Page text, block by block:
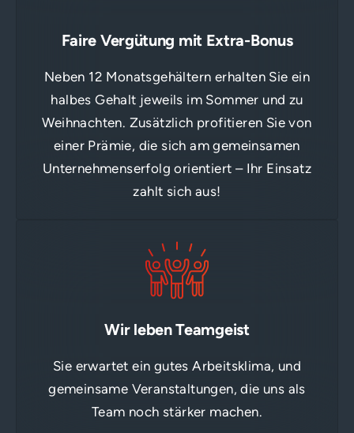
Faire Vergütung mit Extra-Bonus
Neben 12 Monatsgehältern erhalten Sie ein
halbes Gehalt jeweils im Sommer und zu
Weihnachten. Zusätzlich profitieren Sie von
einer Prämie, die sich am gemeinsamen
Unternehmenserfolg orientiert – Ihr Einsatz
zahlt sich aus!
Wir leben Teamgeist
Sie erwartet ein gutes Arbeitsklima, und
gemeinsame Veranstaltungen, die uns als
Team noch stärker machen.